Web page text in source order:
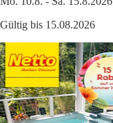
Gültig bis 15.08.2026